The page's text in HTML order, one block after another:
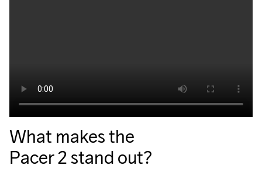
What makes the
Pacer 2 stand out?